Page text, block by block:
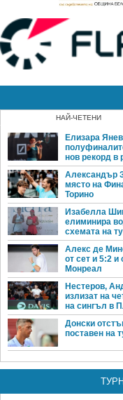
НАЙ-ЧЕТЕНИ
Елизара
нов рекорд в
Александър
място на
Торино
Изабелла
елиминира
схемата на
Алекс де
от сет и 5:2 и
Монреал
Нестеров,
излизат на
на сингъл в
Донски
поставен на